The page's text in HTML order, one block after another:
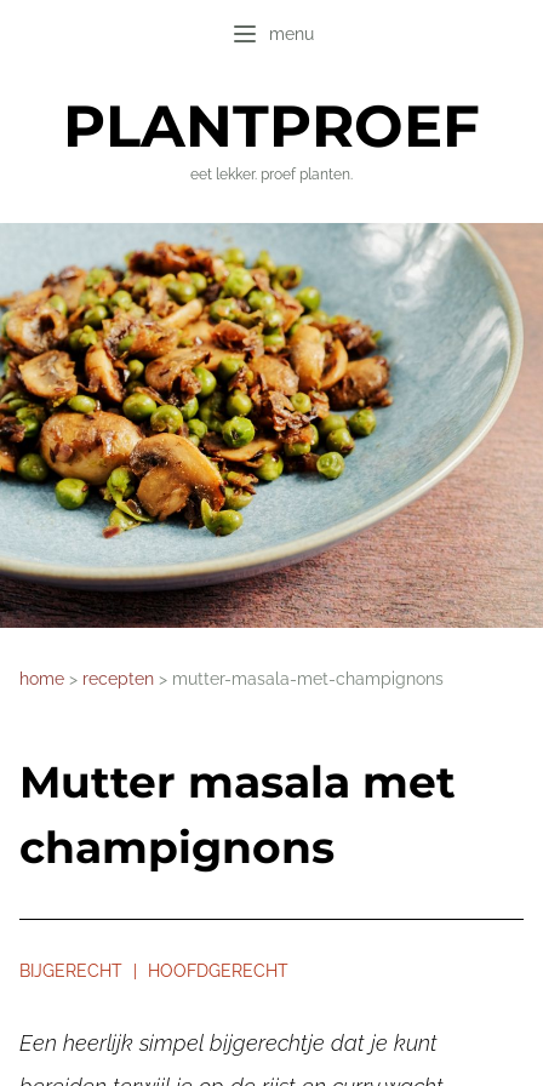
menu
PLANTPROEF
eet lekker. proef planten.
home recepten mutter-masala-met-champignons
Mutter masala met
champignons
BIJGERECHT | HOOFDGERECHT
Een heerlijk simpel bijgerechtje dat je kunt